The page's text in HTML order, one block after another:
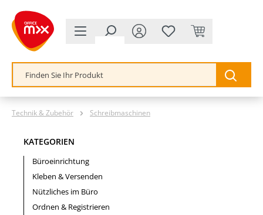
springen
Technik & Zubehör Schreibmaschinen
KATEGORIEN
Büroeinrichtung
Kleben & Versenden
Nützliches im Büro
Ordnen & Registrieren